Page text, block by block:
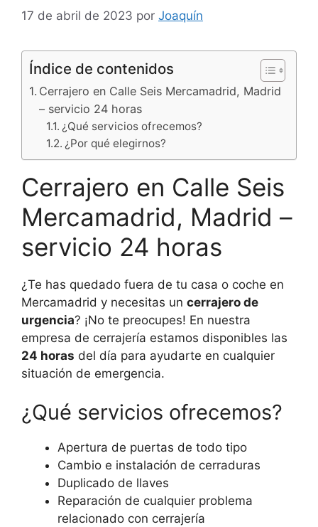
17 de abril de 2023 por Joaquín
Índice de contenidos
Cerrajero en Calle Seis Mercamadrid, Madrid
– servicio 24 horas
¿Qué servicios ofrecemos?
¿Por qué elegirnos?
Cerrajero en Calle Seis
Mercamadrid, Madrid –
servicio 24 horas
¿Te has quedado fuera de tu casa o coche en
Mercamadrid y necesitas un cerrajero de
urgencia? ¡No te preocupes! En nuestra
empresa de cerrajería estamos disponibles las
24 horas del día para ayudarte en cualquier
situación de emergencia.
¿Qué servicios ofrecemos?
Apertura de puertas de todo tipo
Cambio e instalación de cerraduras
Duplicado de llaves
Reparación de cualquier problema
relacionado con cerrajería